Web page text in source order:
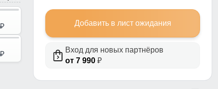
p
p
Добавить в лист ожидания
Вход для новых партнёров
от 7 990 ₽